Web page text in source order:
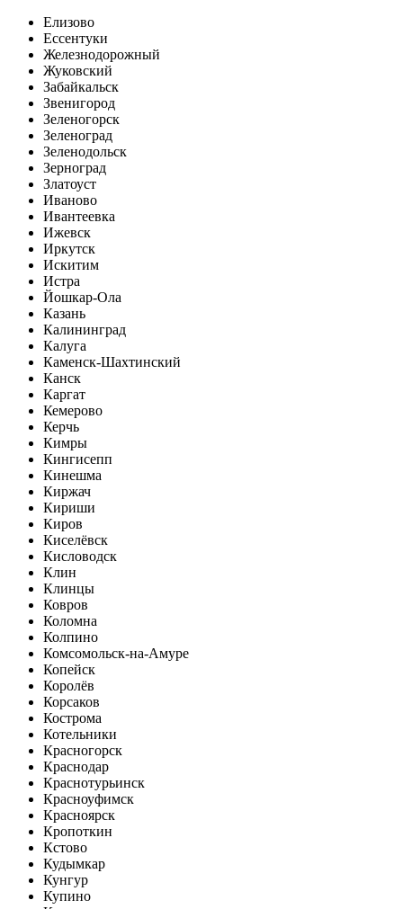
Елизово
Ессентуки
Железнодорожный
Жуковский
Забайкальск
Звенигород
Зеленогорск
Зеленоград
Зеленодольск
Зерноград
Златоуст
Иваново
Ивантеевка
Ижевск
Иркутск
Искитим
Истра
Йошкар-Ола
Казань
Калининград
Калуга
Каменск-Шахтинский
Канск
Каргат
Кемерово
Керчь
Кимры
Кингисепп
Кинешма
Киржач
Кириши
Киров
Киселёвск
Кисловодск
Клин
Клинцы
Ковров
Коломна
Колпино
Комсомольск-на-Амуре
Копейск
Королёв
Корсаков
Кострома
Котельники
Красногорск
Краснодар
Краснотурьинск
Красноуфимск
Красноярск
Кропоткин
Кстово
Кудымкар
Кунгур
Купино